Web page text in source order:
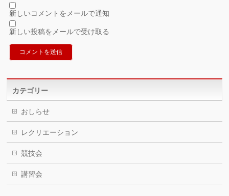
新しいコメントをメールで通知
新しい投稿をメールで受け取る
カテゴリー
おしらせ
レクリエーション
競技会
講習会